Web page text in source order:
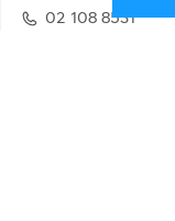
02 108 8531